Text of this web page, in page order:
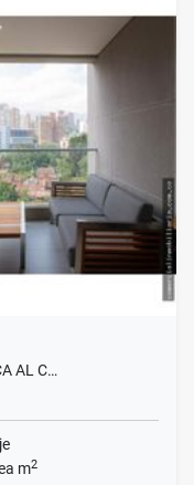
AL C…
m2